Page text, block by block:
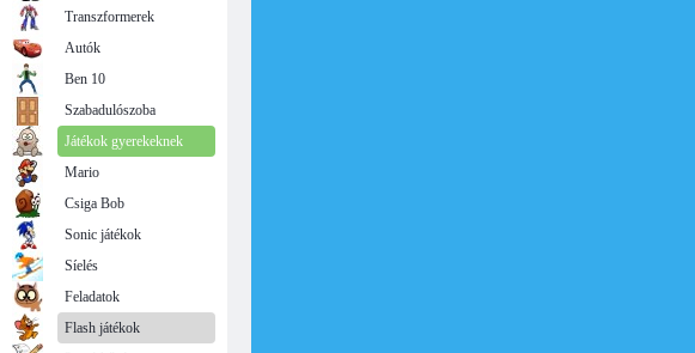
Transzformerek
Autók
Ben 10
Szabadulószoba
Játékok gyerekeknek
Mario
Csiga Bob
Sonic játékok
Síelés
Feladatok
Flash játékok